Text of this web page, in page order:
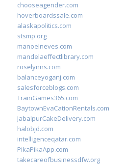
chooseagender.com
hoverboardssale.com
alaskapolitics.com
stsmp.org
manoelneves.com
mandelaeffectlibrary.com
roselynns.com
balanceyoganj.com
salesforceblogs.com
TrainGames365.com
BaytownEvaCationRentals.com
JabalpurCakeDelivery.com
halobjd.com
intelligenceqatar.com
PikaPikaApp.com
takecareofbusinessdfw.org